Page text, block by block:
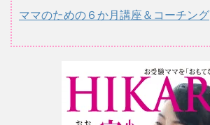
ママのための６か月講座＆コーチング